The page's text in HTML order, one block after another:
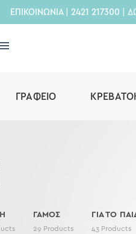
ΕΠΙΚΟΙΝΩΝΙΑ| 2421 217300 |
ΓΡΑΦΕΊΟ
ΓΑΜΟΣ
29 Products
ΓΙΑ ΤΟ
43 Products